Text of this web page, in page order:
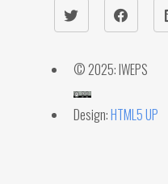
© 2025: IWEPS
Design:HTML5 UP